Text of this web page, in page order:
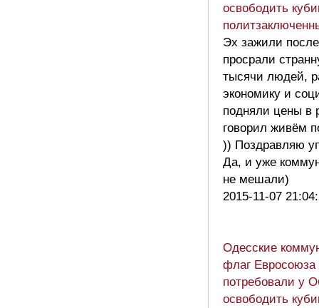
освободить
Эх зажили
просрали
тысячи людей,
экономику и
подняли цены в
говорил живём
)) Поздравляю
Да, и уже
не мешали)
2015-11-07
Одесские
флаг Евросоюза
потребовали у
освободить